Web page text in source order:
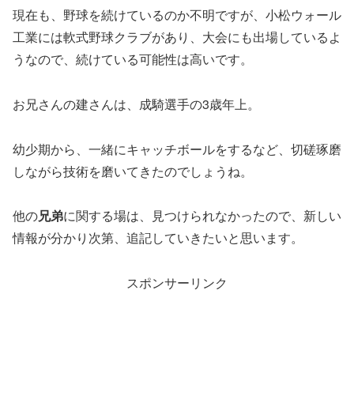
現在も、野球を続けているのか不明ですが、小松ウォール
工業には軟式野球クラブがあり、大会にも出場しているよ
うなので、続けている可能性は高いです。
お兄さんの建さんは、成騎選手の3歳年上。
幼少期から、一緒にキャッチボールをするなど、切磋琢磨
しながら技術を磨いてきたのでしょうね。
他の兄弟に関する場は、見つけられなかったので、新しい
情報が分かり次第、追記していきたいと思います。
スポンサーリンク